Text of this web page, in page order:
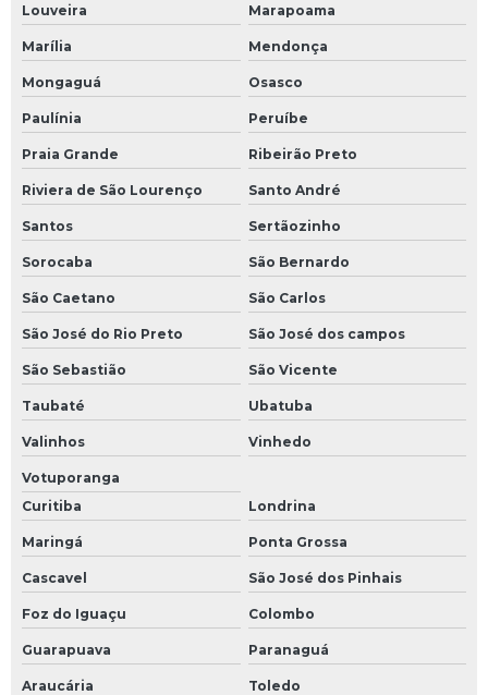
Louveira Marapoama
Marília Mendonça
Mongaguá Osasco
Paulínia Peruíbe
Praia Grande Ribeirão Preto
Riviera de São Lourenço Santo André
Santos Sertãozinho
Sorocaba São Bernardo
São Caetano São Carlos
São José do Rio Preto São José dos campos
São Sebastião São Vicente
Taubaté Ubatuba
Valinhos Vinhedo
Votuporanga
Curitiba
Londrina
Maringá Ponta Grossa
Cascavel São José dos Pinhais
Foz do Iguaçu Colombo
Guarapuava Paranaguá
Araucária Toledo